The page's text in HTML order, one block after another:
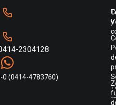
2304128
0 (0414-4783760)
©
|
y